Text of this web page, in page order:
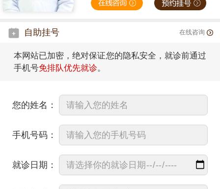
自助挂号 在线咨询
本网站已加密，绝对保证您的隐私安全，就诊前通过
手机号免排队优先就诊。
您的姓名：
手机号码：
就诊日期：